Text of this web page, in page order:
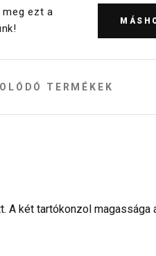
ezt a
TERMÉKEK
két tartókonzol magassága